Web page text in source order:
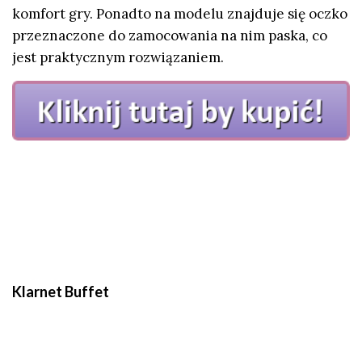
komfort gry. Ponadto na modelu znajduje się oczko
przeznaczone do zamocowania na nim paska, co
jest praktycznym rozwiązaniem.
Klarnet Buffet